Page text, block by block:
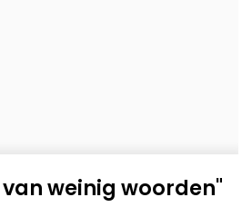
weinig woorden"